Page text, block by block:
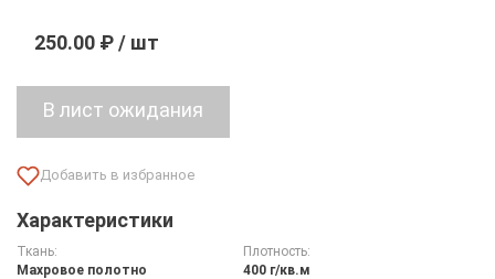
250.00 ₽ / шт
Характеристики
Ткань:
Махровое полотно
Плотность:
400 г/кв.м